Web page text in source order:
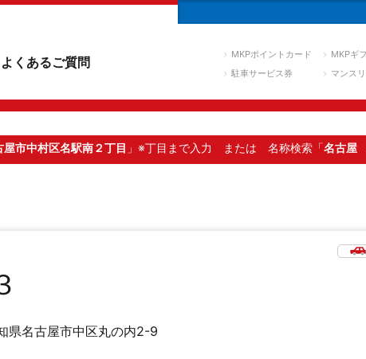
よくあるご質問 MKPポイントカード MKPギ
駐車サービス券
マンス
屋市中村区名駅南２丁目 」※丁目まで入力 または 名称検索「名古屋
県名古屋市中区丸の内2-9